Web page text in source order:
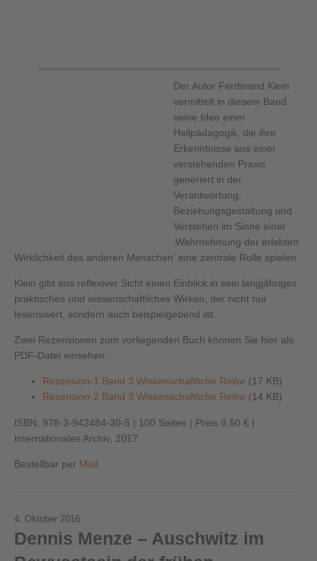
Der Autor Ferdinand Klein
vermittelt in diesem Band
seine Idee einer
Heilpädagogik, die ihre
Erkenntnisse aus einer
verstehenden Praxis
generiert in der
Verantwortung,
Beziehungsgestaltung und
Verstehen im Sinne einer
‚Wahrnehmung der erlebten
Wirklichkeit des anderen Menschen‘ eine zentrale Rolle spielen.
Klein gibt aus reflexiver Sicht einen Einblick in sein langjähriges
praktisches und wissenschaftliches Wirken, der nicht nur
lesenswert, sondern auch beispielgebend ist.
Zwei Rezensionen zum vorliegenden Buch können Sie hier als
PDF-Datei einsehen:
Rezension-1 Band 3 Wissenschaftliche Reihe (17 KB)
Rezension-2 Band 3 Wissenschaftliche Reihe (14 KB)
ISBN: 978-3-942484-30-5 | 100 Seiten | Preis 9,50 € |
Internationales Archiv, 2017
Bestellbar per Mail
4. Oktober 2016
Dennis Menze – Auschwitz im